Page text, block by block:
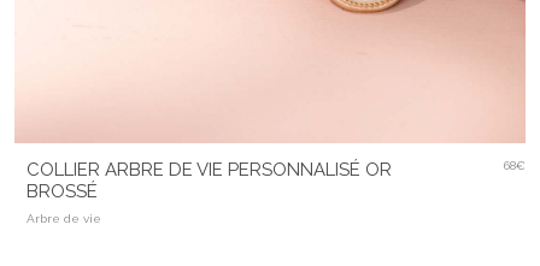
COLLIER ARBRE DE VIE PERSONNALISÉ OR
BROSSÉ
Arbre de vie
68€